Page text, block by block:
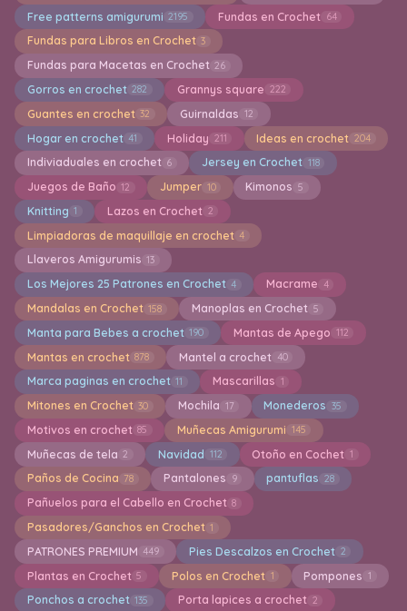
Free patterns amigurumi 2195 Fundas en Crochet 64
Fundas para Libros en Crochet 3
Fundas para Macetas en Crochet 26
Gorros en crochet 282 Grannys square 222
Guantes en crochet 32 Guirnaldas 12
Hogar en crochet 41 Holiday 211 Ideas en crochet 204
Indiviaduales en crochet 6 Jersey en Crochet 118
Juegos de Baño 12 Jumper 10 Kimonos 5
Knitting 1 Lazos en Crochet 2
Limpiadoras de maquillaje en crochet 4
Llaveros Amigurumis 13
Los Mejores 25 Patrones en Crochet 4 Macrame 4
Mandalas en Crochet 158 Manoplas en Crochet 5
Manta para Bebes a crochet 190 Mantas de Apego 112
Mantas en crochet 878 Mantel a crochet 40
Marca paginas en crochet 11 Mascarillas 1
Mitones en Crochet 30 Mochila 17 Monederos 35
Motivos en crochet 85 Muñecas Amigurumi 145
Muñecas de tela 2 Navidad 112 Otoño en Cochet 1
Paños de Cocina 78 Pantalones 9 pantuflas 28
Pañuelos para el Cabello en Crochet 8
Pasadores/Ganchos en Crochet 1
PATRONES PREMIUM 449 Pies Descalzos en Crochet 2
Plantas en Crochet 5 Polos en Crochet 1 Pompones 1
Ponchos a crochet 135 Porta lapices a crochet 2